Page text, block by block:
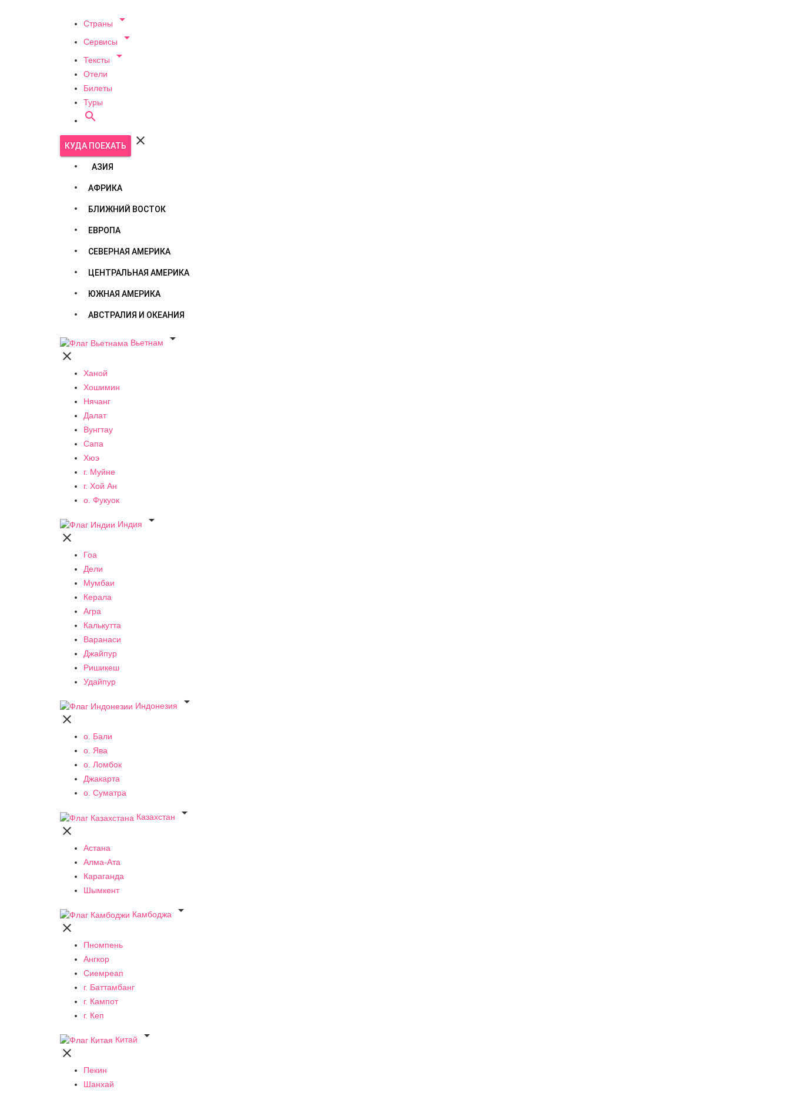
Страны 
Сервисы 
Тексты 
Отели
Билеты
Туры

КУДА ПОЕХАТЬ 
АЗИЯ
АФРИКА
БЛИЖНИЙ ВОСТОК
ЕВРОПА
СЕВЕРНАЯ АМЕРИКА
ЦЕНТРАЛЬНАЯ АМЕРИКА
ЮЖНАЯ АМЕРИКА
АВСТРАЛИЯ И ОКЕАНИЯ
Вьетнам


Ханой
Хошимин
Нячанг
Далат
Вунгтау
Сапа
Хюэ
г. Муйне
г. Хой Ан
о. Фукуок
Индия


Гоа
Дели
Мумбаи
Керала
Агра
Калькутта
Варанаси
Джайпур
Ришикеш
Удайпур
Индонезия


о. Бали
о. Ява
о. Ломбок
Джакарта
о. Суматра
Казахстан


Астана
Алма-Ата
Караганда
Шымкент
Камбоджа


Пномпень
Ангкор
Сиемреап
г. Баттамбанг
г. Кампот
г. Кеп
Китай


Пекин
Шанхай